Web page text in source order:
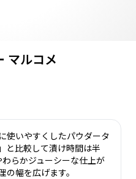
マルコメ
使いやすくしたパウダータ
と比較して漬け時間は半
らかジューシーな仕上が
の幅を広げます。